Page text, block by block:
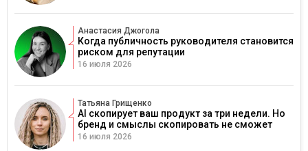
Анастасия Джогола
Когда публичность руководителя становится
риском для репутации
16 июля 2026
Татьяна Грищенко
AI скопирует ваш продукт за три недели. Но
бренд и смыслы скопировать не сможет
16 июля 2026